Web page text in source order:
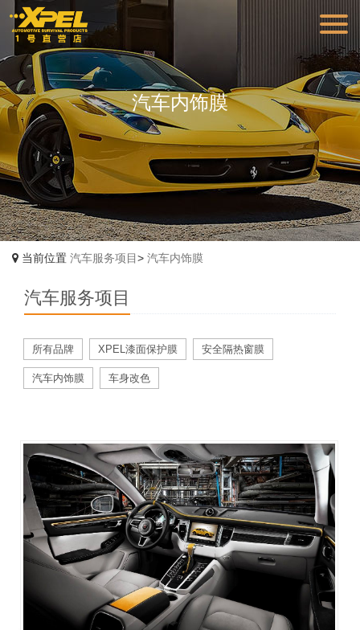
汽车内饰膜
当前位置 汽车服务项目> 汽车内饰膜
汽车服务项目
所有品牌 XPEL漆面保护膜 安全隔热窗膜
汽车内饰膜 车身改色